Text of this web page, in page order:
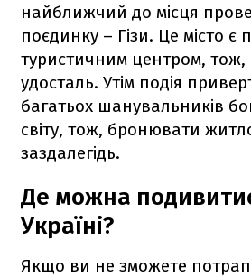
найближчий до місця
поєдинку – Гізи. Це місто є
туристичним центром, тож,
удосталь. Утім подія
багатьох шанувальників
світу, тож, бронювати
заздалегідь.
Де можна
Україні?
Якщо ви не зможете